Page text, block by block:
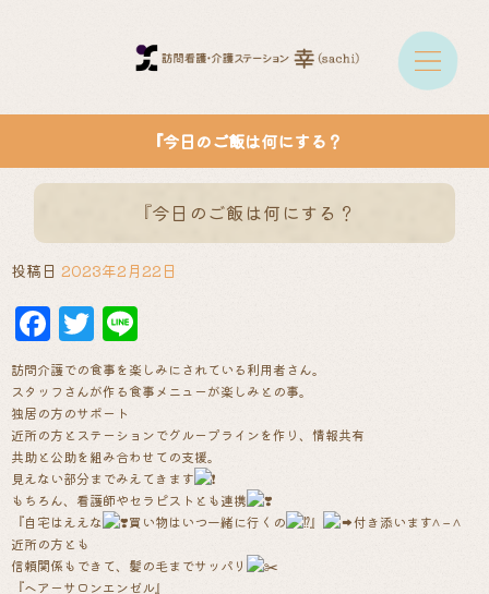
『今日のご飯は何にする？
『今日のご飯は何にする？
投稿日 2023年2月22日
Facebook
Twitter
訪問介護での食事を楽しみにされている利用者さん。
スタッフさんが作る食事メニューが楽しみとの事。
独居の方のサポート
近所の方とステーションでグループラインを作り、情報共有
共助と公助を組み合わせての支援。
見えない部分までみえてきます
もちろん、看護師やセラピストとも連携
『自宅はええな
買い物はいつ一緒に行くの 』
付き添います^ – ^
近所の方とも
信頼関係もできて、髪の毛までサッパリ
『ヘアーサロンエンゼル』